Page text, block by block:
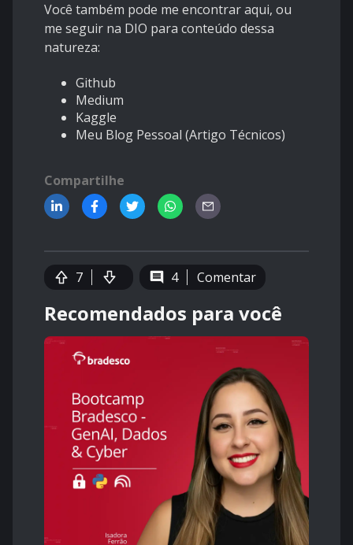
Você também pode me encontrar aqui, ou
me seguir na DIO para conteúdo dessa
natureza:
Github
Medium
Kaggle
Meu Blog Pessoal (Artigo Técnicos)
Compartilhe
7 4 Comentar
Recomendados para você